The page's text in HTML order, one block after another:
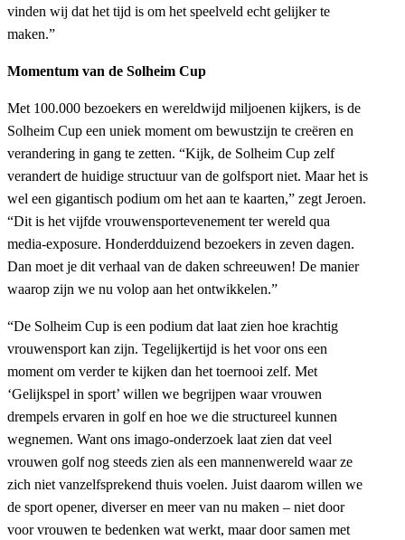
vinden wij dat het tijd is om het speelveld echt gelijker te
maken.”
Momentum van de Solheim Cup
Met 100.000 bezoekers en wereldwijd miljoenen kijkers, is de
Solheim Cup een uniek moment om bewustzijn te creëren en
verandering in gang te zetten. “Kijk, de Solheim Cup zelf
verandert de huidige structuur van de golfsport niet. Maar het is
wel een gigantisch podium om het aan te kaarten,” zegt Jeroen.
“Dit is het vijfde vrouwensportevenement ter wereld qua
media-exposure. Honderdduizend bezoekers in zeven dagen.
Dan moet je dit verhaal van de daken schreeuwen! De manier
waarop zijn we nu volop aan het ontwikkelen.”
“De Solheim Cup is een podium dat laat zien hoe krachtig
vrouwensport kan zijn. Tegelijkertijd is het voor ons een
moment om verder te kijken dan het toernooi zelf. Met
‘Gelijkspel in sport’ willen we begrijpen waar vrouwen
drempels ervaren in golf en hoe we die structureel kunnen
wegnemen. Want ons imago-onderzoek laat zien dat veel
vrouwen golf nog steeds zien als een mannenwereld waar ze
zich niet vanzelfsprekend thuis voelen. Juist daarom willen we
de sport opener, diverser en meer van nu maken – niet door
voor vrouwen te bedenken wat werkt, maar door samen met